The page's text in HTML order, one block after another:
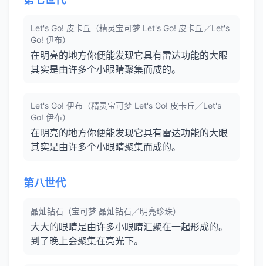
Let's Go! 皮卡丘（精灵宝可梦 Let's Go! 皮卡丘／Let's
Go! 伊布）
在明亮的地方你便能发现它具有雷达功能的大眼
其实是由许多个小眼睛聚集而成的。
Let's Go! 伊布（精灵宝可梦 Let's Go! 皮卡丘／Let's
Go! 伊布）
在明亮的地方你便能发现它具有雷达功能的大眼
其实是由许多个小眼睛聚集而成的。
第八世代
晶灿钻石（宝可梦 晶灿钻石／明亮珍珠）
大大的眼睛是由许多小眼睛汇聚在一起形成的。
到了晚上会聚集在亮光下。